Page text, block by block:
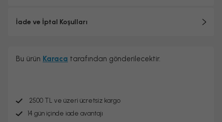
İade ve İptal Koşulları
Bu ürün Karaca tarafından gönderilecektir.
2500 TL ve üzeri ücretsiz kargo
14 gün içinde iade avantajı